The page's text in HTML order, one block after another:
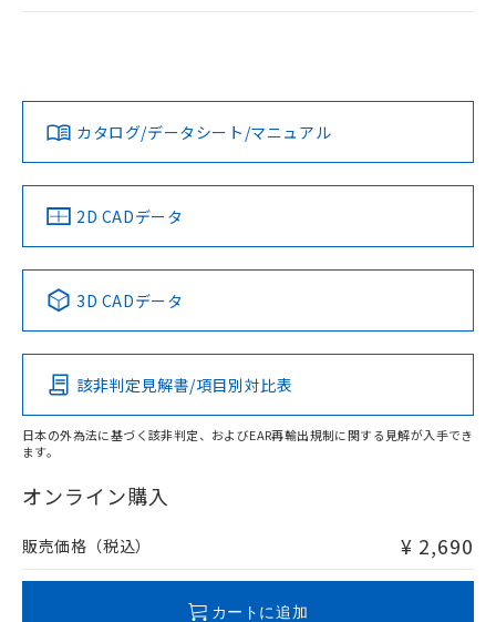
ログイン/会員登録
ダウンロードデータをご利用いただく前に、以下を必ずお読
みください。
ソフトウェアの使用条件
EU RoHS 注意事項・凡例
対応済み
中国 RoHS 注意事項・凡例
Pb Hg Cd Cr(VI)
O
在庫等で未対応品が混在する可能性があります。
問い合わせください。
カタログ/データシート/マニュアル
2D CADデータ
3D CADデータ
該非判定見解書/項目別対比表
日本の外為法に基づく該非判定、およびEAR再輸出規制に関する見解が入手でき
ます。
オンライン購入
販売価格（税込） ¥ 2,690
カートに追加